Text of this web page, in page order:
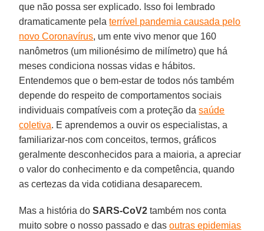
que não possa ser explicado. Isso foi lembrado
dramaticamente pelaterrível pandemia causada pelo
novo Coronavírus, um ente vivo menor que 160
nanômetros (um milionésimo de milímetro) que há
meses condiciona nossas vidas e hábitos.
Entendemos que o bem-estar de todos nós também
depende do respeito de comportamentos sociais
individuais compatíveis com a proteção dasaúde
coletiva. E aprendemos a ouvir os especialistas, a
familiarizar-nos com conceitos, termos, gráficos
geralmente desconhecidos para a maioria, a apreciar
o valor do conhecimento e da competência, quando
as certezas da vida cotidiana desaparecem.
Mas a história doSARS-CoV2 também nos conta
muito sobre o nosso passado e dasoutras epidemias